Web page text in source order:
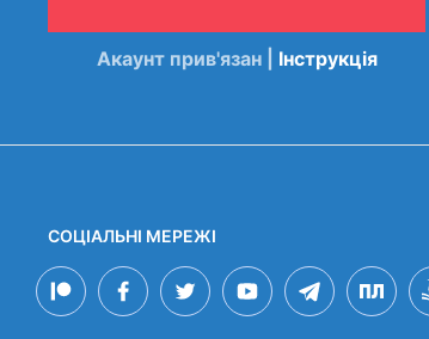
Акаунт прив'язан | Інструкція
СОЦІАЛЬНІ МЕРЕЖІ